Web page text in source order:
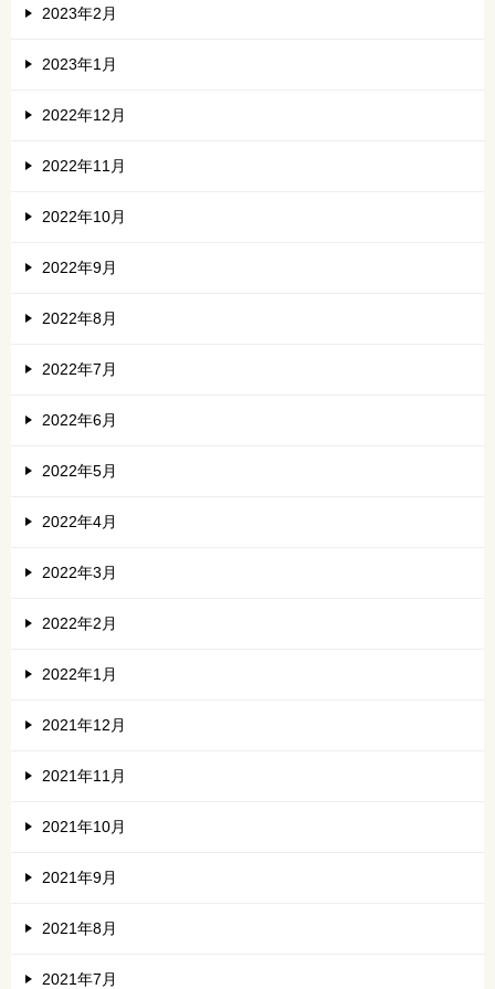
2023年2月
2023年1月
2022年12月
2022年11月
2022年10月
2022年9月
2022年8月
2022年7月
2022年6月
2022年5月
2022年4月
2022年3月
2022年2月
2022年1月
2021年12月
2021年11月
2021年10月
2021年9月
2021年8月
2021年7月